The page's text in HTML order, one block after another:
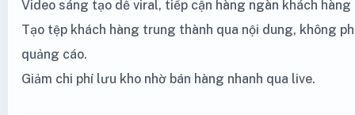
Video sáng tạo dễ viral, tiếp cận hàng ngàn khách
Tạo tệp khách hàng trung thành qua nội dung, không
quảng cáo.
Giảm chi phí lưu kho nhờ bán hàng nhanh qua live.